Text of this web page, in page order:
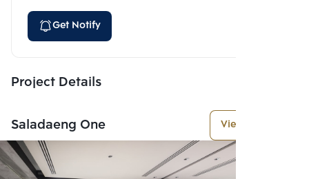
Get Notify
Project Details
Saladaeng One View More